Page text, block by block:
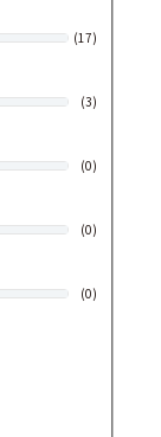
(17)
(3)
(0)
(0)
(0)